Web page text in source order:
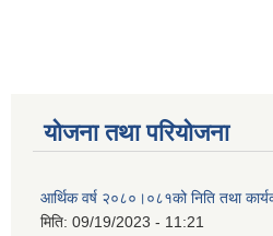
योजना तथा परियोजना
आर्थिक वर्ष २०८०।०८१को निति तथा
मिति: 09/19/2023 - 11:21